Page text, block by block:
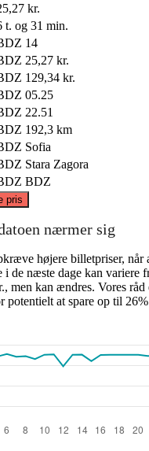
kr.
t. og 31 min.
14
25,27 kr.
129,34 kr.
05.25
22.51
192,3 km
Sofia
Stara Zagora
BDZ
pris
nærmer sig
højere billetpriser, når
i de næste dage kan variere
men kan ændres. Vores råd
at spare op til